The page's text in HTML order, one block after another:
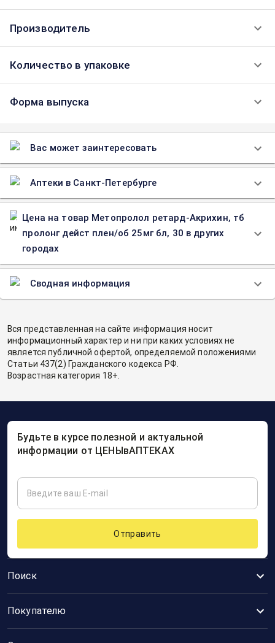
Производитель
Количество в упаковке
Форма выпуска
Вас может заинтересовать
Аптеки в Санкт-Петербурге
Цена на товар Метопролол ретард-Акрихин, тб
пролонг дейст плен/об 25мг бл, 30 в других
городах
Сводная информация
Вся представленная на сайте информация носит
информационный характер и ни при каких условиях не
является публичной офертой, определяемой положениями
Статьи 437(2) Гражданского кодекса РФ.
Возрастная категория 18+.
Поиск
Покупателю
Будьте в курсе полезной и актуальной
информации от ЦЕНЫвАПТЕКАХ
Отправить